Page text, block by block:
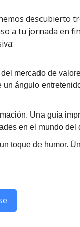
descubierto
a tu jornada en
mercado de
un ángulo
Una guía
en el mundo del
toque de humor.